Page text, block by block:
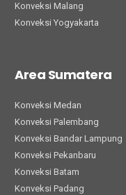
Konveksi Malang
Konveksi Yogyakarta
Area Sumatera
Konveksi Medan
Konveksi Palembang
Konveksi Bandar Lampung
Konveksi Pekanbaru
Konveksi Batam
Konveksi Padang